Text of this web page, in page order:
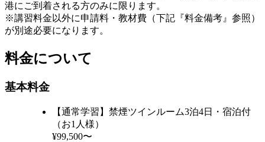
港にご到着される方のみに限ります。
※講習料金以外に申請料・教材費（下記『料金備考』参照）
が別途必要になります。
料金について
基本料金
【通常学習】禁煙ツインルーム3泊4日・宿泊付
（お1人様）
¥99,500〜